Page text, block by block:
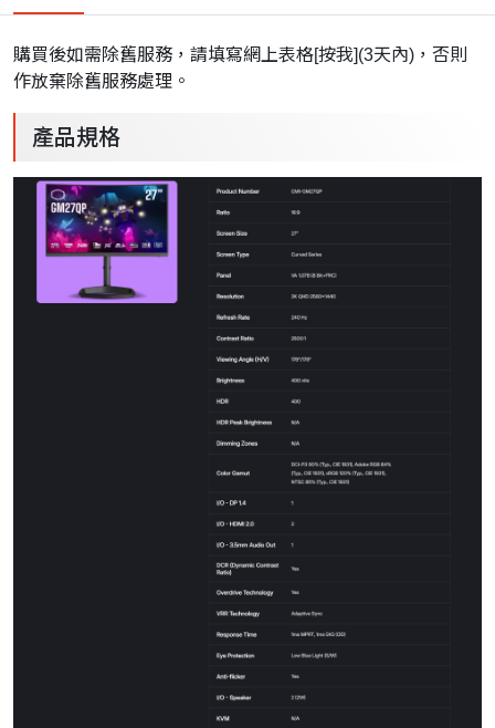
購買後如需除舊服務，請填寫網上表格[按我](3天內)，否則
作放棄除舊服務處理。
產品規格